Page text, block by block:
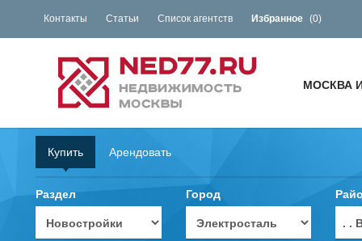
Контакты Статьи Список агентств Избранное (0)
МОСКВА
Купить Арендовать
Раздел Город
. .